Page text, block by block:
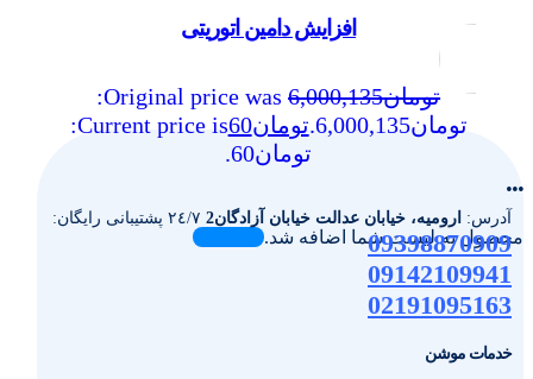
افزایش دامین اتوریتی
تومان6,000,135
Original price was:
تومان6,000,135.
تومان60
Current price is:
تومان60.
...
محصول به لیست شما اضافه شد.
آدرس: ارومیه، خیابان عدالت خیابان آزادگان2 ٢٤/٧ پشتیبانی رایگان:
09398870909
09142109941
02191095163
خدمات موشن